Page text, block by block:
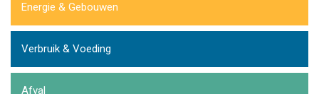
Energie & Gebouwen
Verbruik & Voeding
Afval